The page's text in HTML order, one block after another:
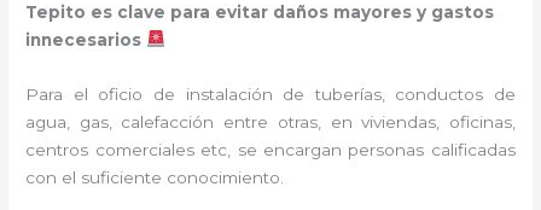
Tepito es clave para evitar daños mayores y gastos
innecesarios
Para el oficio de instalación de tuberías, conductos de
agua, gas, calefacción entre otras, en viviendas, oficinas,
centros comerciales etc, se encargan personas calificadas
con el suficiente conocimiento.